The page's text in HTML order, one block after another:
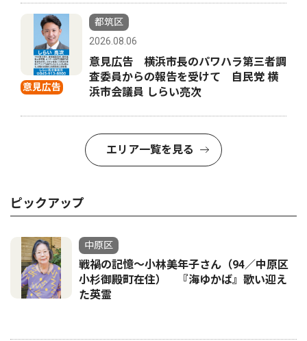
意見広告
都筑区
2026.08.06
意見広告 横浜市長のパワハラ第三者調
査委員からの報告を受けて 自民党 横
浜市会議員 しらい亮次
エリア一覧を見る
ピックアップ
中原区
戦禍の記憶〜小林美年子さん（94／中原区
小杉御殿町在住） 『海ゆかば』歌い迎え
た英霊